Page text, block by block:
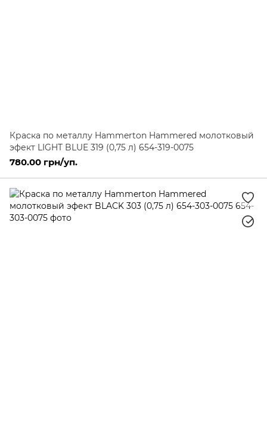
Краска по металлу Hammerton Hammered молотковый
эфект LIGHT BLUE 319 (0,75 л) 654-319-0075
780.00 грн/уп.